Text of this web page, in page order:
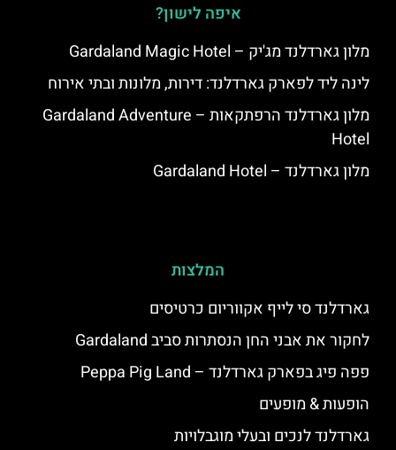
איפה לישון?
מלון גארדלנד מג'יק – Gardaland Magic Hotel
לינה ליד לפארק גארדלנד: דירות, מלונות ובתי אירוח
מלון גארדלנד הרפתקאות – Gardaland Adventure
Hotel
מלון גארדלנד – Gardaland Hotel
המלצות
גארדלנד סי לייף אקווריום כרטיסים
לחקור את אבני החן הנסתרות סביב Gardaland
פפה פיג בפארק גארדלנד – Peppa Pig Land
הופעות & מופעים
גארדלנד לנכים ובעלי מוגבלויות